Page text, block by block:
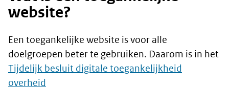
website?
Een toegankelijke website is voor alle
doelgroepen beter te gebruiken. Daarom is in het
Tijdelijk besluit digitale toegankelijkheid
overheid